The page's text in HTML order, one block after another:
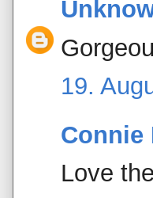
19.
Connie
Love